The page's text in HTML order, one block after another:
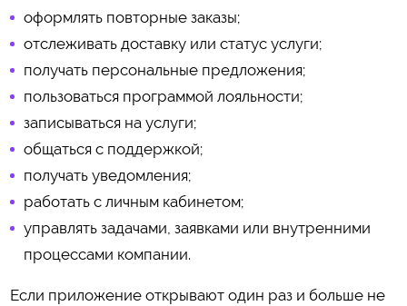
оформлять повторные заказы;
отслеживать доставку или статус услуги;
получать персональные предложения;
пользоваться программой лояльности;
записываться на услуги;
общаться с поддержкой;
получать уведомления;
работать с личным кабинетом;
управлять задачами, заявками или внутренними
процессами компании.
Если приложение открывают один раз и больше не